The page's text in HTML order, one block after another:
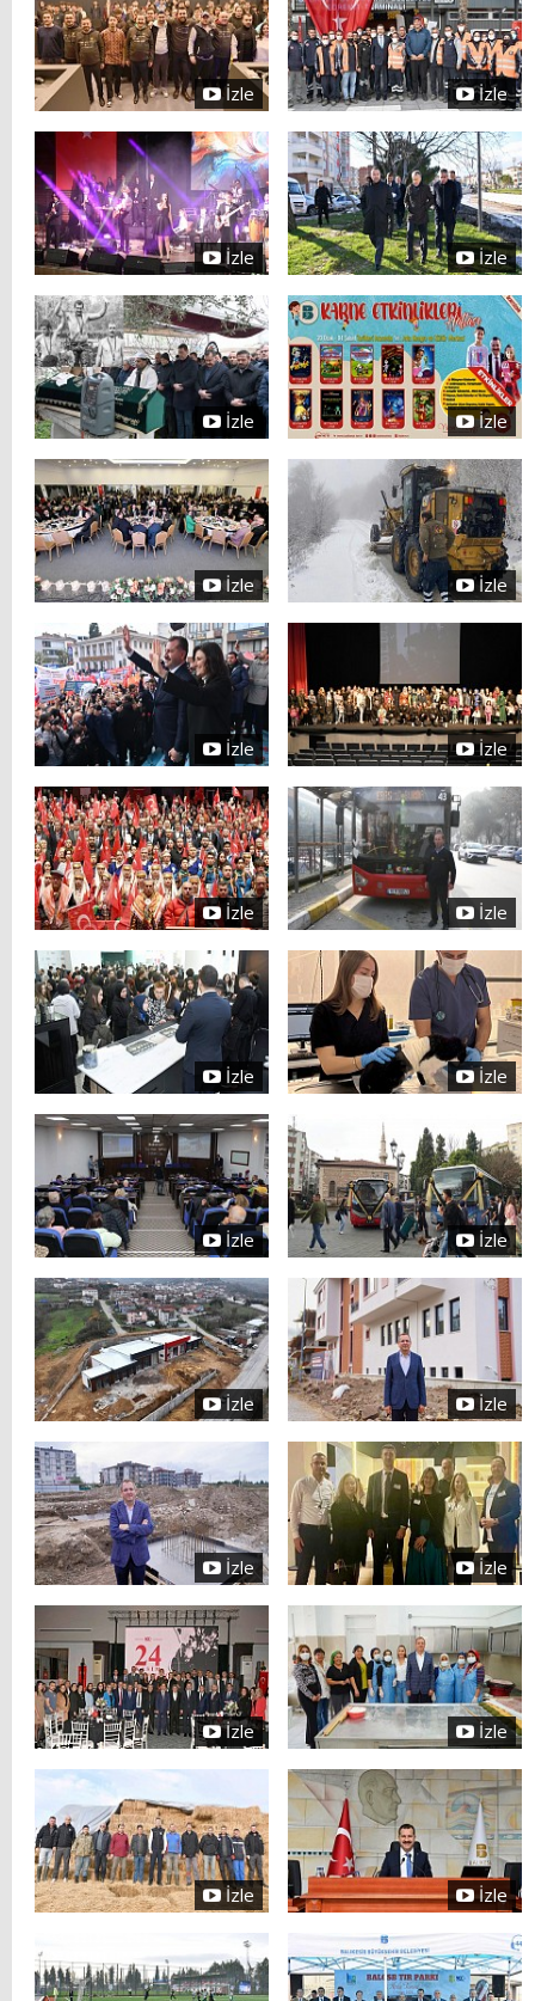
İzle İzle
İzle İzle
İzle İzle
İzle İzle
İzle İzle
İzle İzle
İzle İzle
İzle İzle
İzle İzle
İzle İzle
İzle İzle
İzle İzle